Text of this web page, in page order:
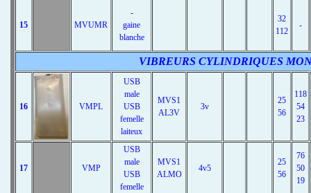
15 MVUMR
-
gaine
blanche
32
112
-
VIBREURS CYLINDRIQUES
16 VMPL
USB
male
USB
femelle
laiteux
MVS1
AL3V
3v
25
56
118
54
23
17 VMP
USB
male
USB
femelle
MVS1
ALMO
4v5
25
56
76
50
19